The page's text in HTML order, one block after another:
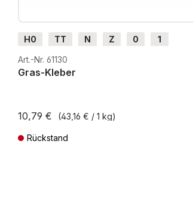
H0 TT N Z 0
1
G
H0m
Art.-Nr. 61130
Gras-Kleber
10,79 € (43,16 € / 1 kg)
Rückstand